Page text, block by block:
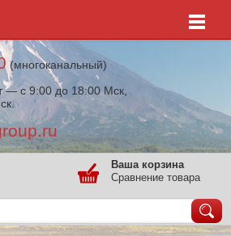
(многоканальный)
— с 9:00 до 18:00 Мск,
Ваша корзина
Сравнение товара